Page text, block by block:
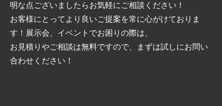
明な点ございましたらお気軽にご相談ください！
お客様にとってより良いご提案を常に心がけておりま
す！展示会、イベントでお困りの際は、
お見積りやご相談は無料ですので、まずは試しにお問い
合わせください！